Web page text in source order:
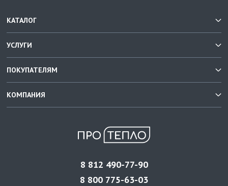
КАТАЛОГ
УСЛУГИ
ПОКУПАТЕЛЯМ
КОМПАНИЯ
8 812 490-77-90
8 800 775-63-03